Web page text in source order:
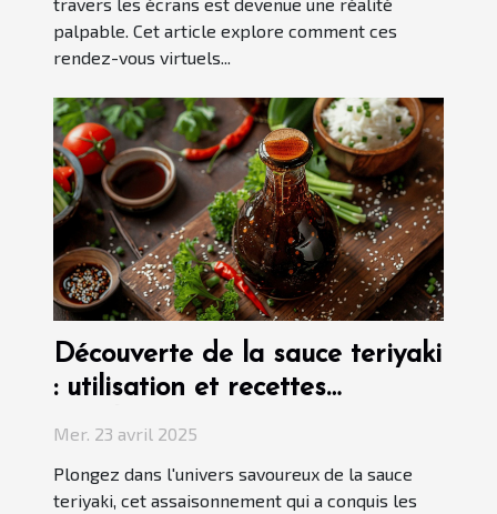
palpable. Cet article explore comment ces
rendez-vous virtuels...
Découverte de la sauce teriyaki
: utilisation et recettes
populaires
Mer. 23 avril 2025
Plongez dans l'univers savoureux de la sauce
teriyaki, cet assaisonnement qui a conquis les